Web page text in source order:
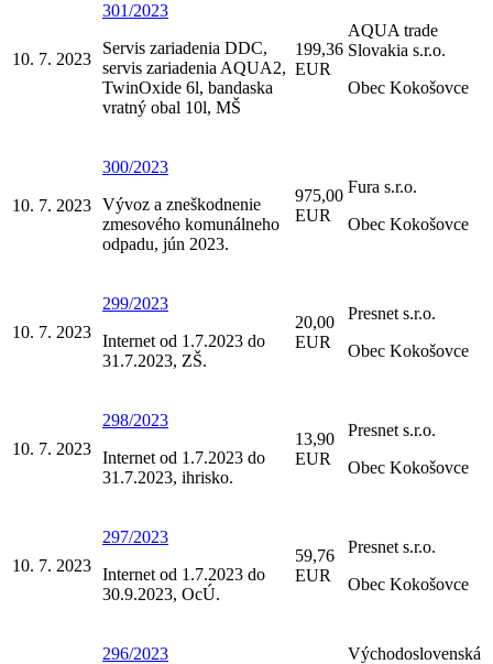
10. 7. 2023
301/2023
Servis zariadenia DDC,
servis zariadenia AQUA2,
TwinOxide 6l, bandaska
vratný obal 10l, MŠ
199,36
EUR
AQUA trade
Slovakia s.r.o.
Obec Kokošovce
10. 7. 2023
300/2023
Vývoz a zneškodnenie
zmesového komunálneho
odpadu, jún 2023.
975,00
EUR
Fura s.r.o.
Obec Kokošovce
10. 7. 2023
299/2023
Internet od 1.7.2023 do
31.7.2023, ZŠ.
20,00
EUR
Presnet s.r.o.
Obec Kokošovce
10. 7. 2023
298/2023
Internet od 1.7.2023 do
31.7.2023, ihrisko.
13,90
EUR
Presnet s.r.o.
Obec Kokošovce
10. 7. 2023
297/2023
Internet od 1.7.2023 do
30.9.2023, OcÚ.
59,76
EUR
Presnet s.r.o.
Obec Kokošovce
296/2023
Východoslovenská